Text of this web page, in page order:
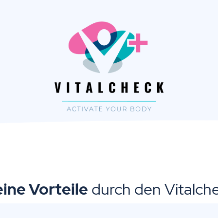
Vorteile durch den